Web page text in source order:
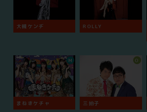
大槻ケンヂ ROLLY
まねきケチャ
M
三拍子
O